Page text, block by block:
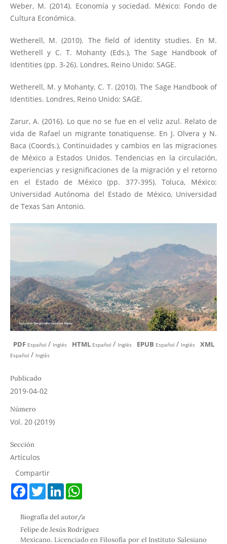
Weber, M. (2014). Economía y sociedad. México: Fondo de
Cultura Económica.
Wetherell, M. (2010). The field of identity studies. En M.
Wetherell y C. T. Mohanty (Eds.), The Sage Handbook of
Identities (pp. 3-26). Londres, Reino Unido: SAGE.
Wetherell, M. y Mohanty, C. T. (2010). The Sage Handbook of
Identities. Londres, Reino Unido: SAGE.
Zarur, A. (2016). Lo que no se fue en el veliz azul. Relato de
vida de Rafael un migrante tonatiquense. En J. Olvera y N.
Baca (Coords.), Continuidades y cambios en las migraciones
de México a Estados Unidos. Tendencias en la circulación,
experiencias y resignificaciones de la migración y el retorno
en el Estado de México (pp. 377-395). Toluca, México:
Universidad Autónoma del Estado de México, Universidad
de Texas San Antonio.
PDF Español / Inglés HTML Español / Inglés EPUB Español / Inglés XML
Español / Inglés
Publicado
2019-04-02
Número
Vol. 20 (2019)
Sección
Artículos
Compartir
F
b
o
T
w
t
e
L
e
d
W
s
A
p
Biografía del autor/a
Felipe de Jesús Rodríguez
Mexicano. Licenciado en Filosofía por el Instituto Salesiano